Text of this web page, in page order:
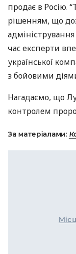
продає в Росію.
рішенням, що
адміністрування
час експерти
української
з бойовими
Нагадаємо, що
контролем
За матеріалами: